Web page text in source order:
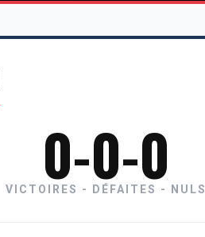
0-0-0
VICTOIRES - DÉFAITES - NULS